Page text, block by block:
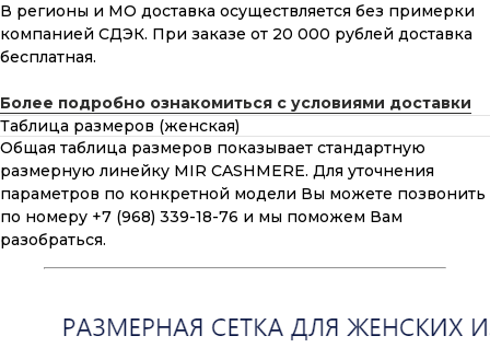
В регионы и МО доставка осуществляется без примерки
компанией СДЭК. При заказе от 20 000 рублей доставка
бесплатная.
Более подробно ознакомиться с условиями доставки
Таблица размеров (женская)
Общая таблица размеров показывает стандартную
размерную линейку MIR CASHMERE. Для уточнения
параметров по конкретной модели Вы можете позвонить
по номеру +7 (968) 339-18-76 и мы поможем Вам
разобраться.